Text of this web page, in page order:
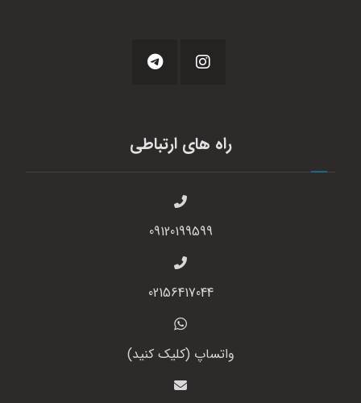
راه های ارتباطی
09120199599
02156417044
واتساپ (کلیک کنید)